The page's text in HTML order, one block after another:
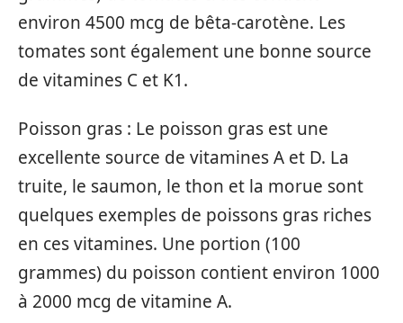
environ 4500 mcg de bêta-carotène. Les
tomates sont également une bonne source
de vitamines C et K1.
Poisson gras : Le poisson gras est une
excellente source de vitamines A et D. La
truite, le saumon, le thon et la morue sont
quelques exemples de poissons gras riches
en ces vitamines. Une portion (100
grammes) du poisson contient environ 1000
à 2000 mcg de vitamine A.